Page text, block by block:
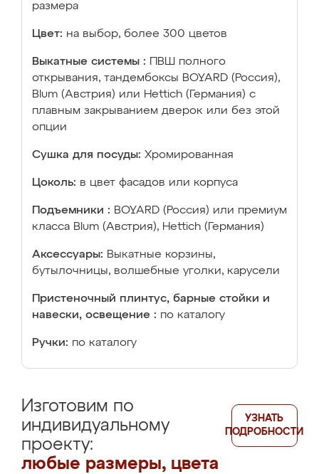
размера
Цвет: на выбор, более 300 цветов
Выкатные системы :
ПВШ полного
открывания, тандембоксы BOYARD (Россия),
Blum (Австрия) или Hettich (Германия) с
плавным закрыванием дверок или без этой
опции
Сушка для посуды: Хромированная
Цоколь: в цвет фасадов или корпуса
Подъемники : BOYARD (Россия) или премиум
класса Blum (Австрия), Hettich (Германия)
Аксессуары: Выкатные корзины,
бутылочницы, волшебные уголки, карусели
Пристеночный плинтус, барные стойки и
навески, освещение : по каталогу
Ручки: по каталогу
Изготовим по
индивидуальному
проекту:
любые размеры, цвета
УЗНАТЬ
ПОДРОБНОСТИ